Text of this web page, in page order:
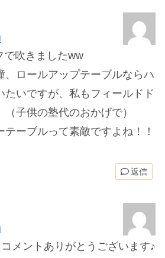
で吹きましたww
、ロールアップテーブルならハ
いですが、私もフィールドド
子供の塾代のおかげで）
ーブルって素敵ですよね！！
返信
メントありがとうございます♪